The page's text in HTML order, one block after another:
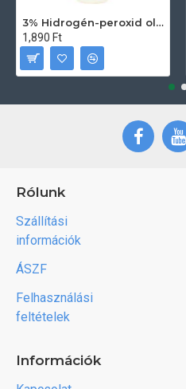
3% Hidrogén-peroxid oldat (sebfertőtlenítő) 100ml
1,890 Ft
Rólunk
Szállítási
információk
ÁSZF
Felhasználási
feltételek
Információk